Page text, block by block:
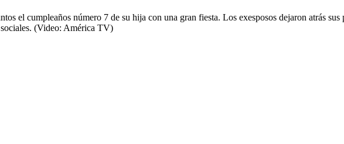
el cumpleaños número 7 de su hija con una gran fiesta. Los exesposos dejaron atrás
(Video: América TV)